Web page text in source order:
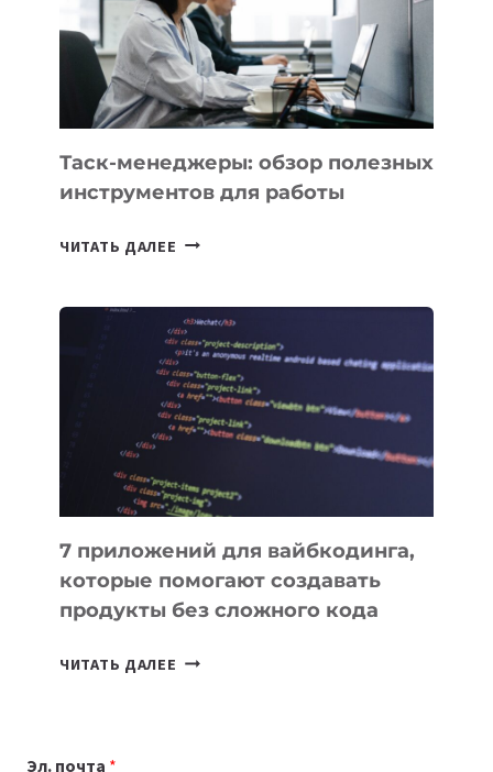
ЗАДАЧИ
ЕМУ
МОЖНО
ПОРУЧИТЬ
УЖЕ
Таск-менеджеры: обзор полезных
инструментов для работы
ЧИТАТЬ ДАЛЕЕ ТАСК-
ПОЛЕЗНЫХ
ИНСТРУМЕНТОВ
ДЛЯ
РАБОТЫ
7 приложений для вайбкодинга,
которые помогают создавать
продукты без сложного кода
ЧИТАТЬ ДАЛЕЕ 7
Эл. почта *